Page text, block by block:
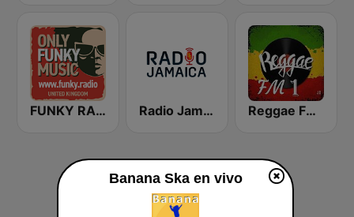
FUNKY RADIO (UK) Radio Jamaica 94 FM Reggae FM 1
Banana Ska en vivo